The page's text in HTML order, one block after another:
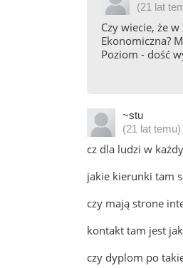
(21 lat
Czy wiecie, że
Ekonomiczna?
Poziom - dość
~stu
(21 lat temu)
cz dla ludzi w
jakie kierunki tam
czy mają strone
kontakt tam jest
czy dyplom po